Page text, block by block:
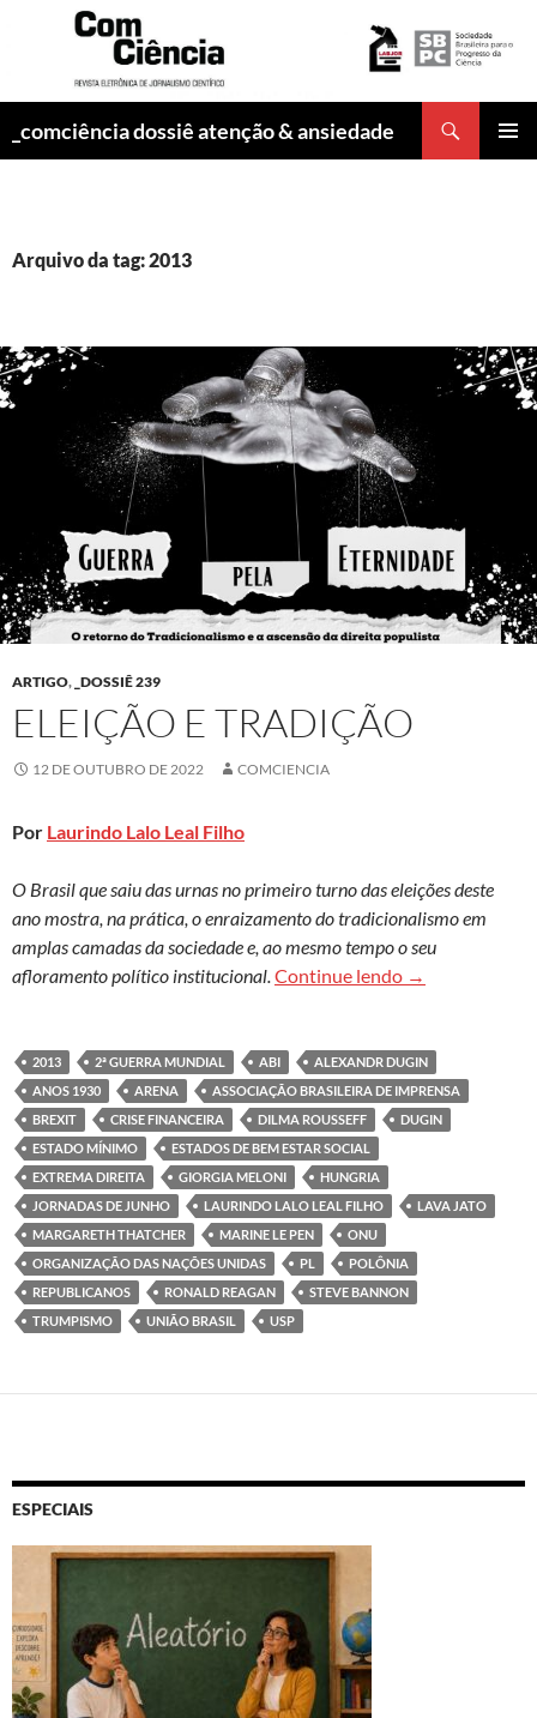
_comciência dossiê atenção & ansiedade
Arquivo da tag: 2013
ARTIGO, _DOSSIÊ 239
ELEIÇÃO E TRADIÇÃO
12 DE OUTUBRO DE 2022 COMCIENCIA
Por Laurindo Lalo Leal Filho
O Brasil que saiu das urnas no primeiro turno das eleições deste
ano mostra, na prática, o enraizamento do tradicionalismo em
amplas camadas da sociedade e, ao mesmo tempo o seu
afloramento político institucional.Continue lendo Eleição e
→
2013 2ª GUERRA MUNDIAL ABI
ALEXANDR DUGIN
ANOS 1930
ARENA
ASSOCIAÇÃO BRASILEIRA DE IMPRENSA
BREXIT
CRISE FINANCEIRA DILMA ROUSSEFF
DUGIN
ESTADO MÍNIMO
ESTADOS DE BEM ESTAR SOCIAL
EXTREMA DIREITA
GIORGIA MELONI
HUNGRIA
JORNADAS DE JUNHO
LAURINDO LALO LEAL FILHO
LAVA JATO
MARGARETH THATCHER
MARINE LE PEN
ONU
ORGANIZAÇÃO DAS NAÇÕES UNIDAS
PL
POLÔNIA
REPUBLICANOS
RONALD REAGAN
STEVE BANNON
TRUMPISMO
UNIÃO BRASIL USP
ESPECIAIS